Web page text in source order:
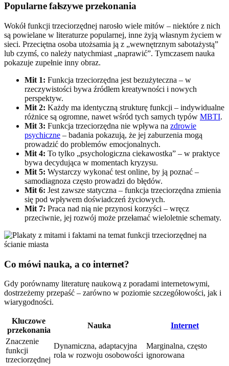
Popularne fałszywe przekonania
Wokół funkcji trzeciorzędnej narosło wiele mitów – niektóre z nich
są powielane w literaturze popularnej, inne żyją własnym życiem w
sieci. Przeciętna osoba utożsamia ją z „wewnętrznym sabotażystą”
lub czymś, co należy natychmiast „naprawić”. Tymczasem nauka
pokazuje zupełnie inny obraz.
Mit 1: Funkcja trzeciorzędna jest bezużyteczna – w
rzeczywistości bywa źródłem kreatywności i nowych
perspektyw.
Mit 2: Każdy ma identyczną strukturę funkcji – indywidualne
różnice są ogromne, nawet wśród tych samych typów MBTI.
Mit 3: Funkcja trzeciorzędna nie wpływa na zdrowie
psychiczne – badania pokazują, że jej zaburzenia mogą
prowadzić do problemów emocjonalnych.
Mit 4: To tylko „psychologiczna ciekawostka” – w praktyce
bywa decydująca w momentach kryzysu.
Mit 5: Wystarczy wykonać test online, by ją poznać –
samodiagnoza często prowadzi do błędów.
Mit 6: Jest zawsze statyczna – funkcja trzeciorzędna zmienia
się pod wpływem doświadczeń życiowych.
Mit 7: Praca nad nią nie przynosi korzyści – wręcz
przeciwnie, jej rozwój może przełamać wieloletnie schematy.
Co mówi nauka, a co internet?
Gdy porównamy literaturę naukową z poradami internetowymi,
dostrzeżemy przepaść – zarówno w poziomie szczegółowości, jak i
wiarygodności.
Kluczowe
przekonania
Nauka
Internet
Znaczenie
funkcji
trzeciorzędnej
Dynamiczna, adaptacyjna
rola w rozwoju osobowości
Marginalna, często
ignorowana